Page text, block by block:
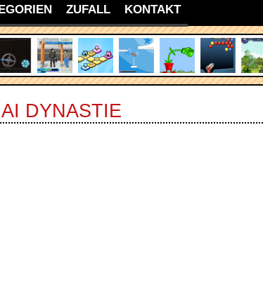
ZUFALL KONTAKT
DYNASTIE